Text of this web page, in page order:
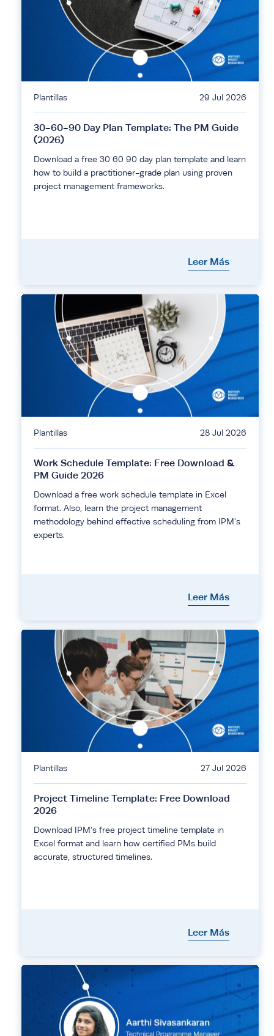
Plantillas 29 Jul 2026
30-60-90 Day Plan Template: The PM Guide
(2026)
Download a free 30 60 90 day plan template and learn
how to build a practitioner-grade plan using proven
project management frameworks.
Leer Más
Plantillas 28 Jul 2026
Work Schedule Template: Free Download &
PM Guide 2026
Download a free work schedule template in Excel
format. Also, learn the project management
methodology behind effective scheduling from IPM's
experts.
Leer Más
Plantillas 27 Jul 2026
Project Timeline Template: Free Download
2026
Download IPM's free project timeline template in
Excel format and learn how certified PMs build
accurate, structured timelines.
Leer Más